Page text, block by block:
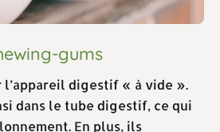
gums
digestif « à vide ».
dans le tube digestif, ce qui
En plus, ils